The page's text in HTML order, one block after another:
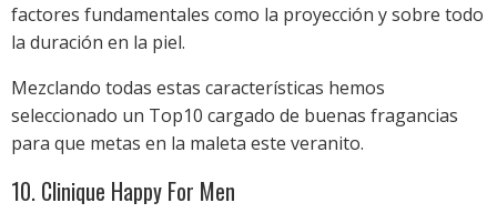
factores fundamentales como la proyección y sobre todo
la duración en la piel.
Mezclando todas estas características hemos
seleccionado un Top10 cargado de buenas fragancias
para que metas en la maleta este veranito.
10. Clinique Happy For Men